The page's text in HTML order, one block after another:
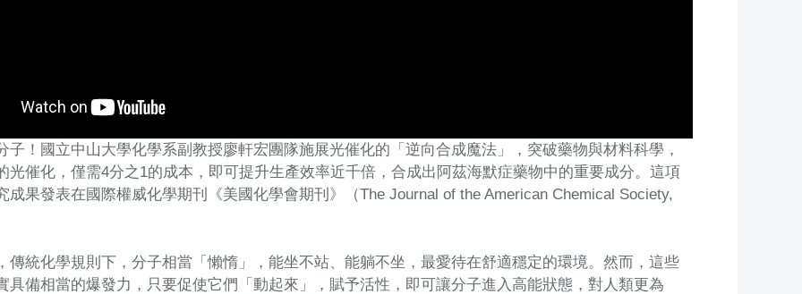
子！國立中山大學化學系副教授廖軒宏團隊施展光催化的「逆向合成魔法」，突破藥物與材料科學，
光催化，僅需4分之1的成本，即可提升生產效率近千倍，合成出阿茲海默症藥物中的重要成分。這項
成果發表在國際權威化學期刊《美國化學會期刊》（The Journal of the American Chemical Society,
傳統化學規則下，分子相當「懶惰」，能坐不站、能躺不坐，最愛待在舒適穩定的環境。然而，這些
具備相當的爆發力，只要促使它們「動起來」，賦予活性，即可讓分子進入高能狀態，對人類更為